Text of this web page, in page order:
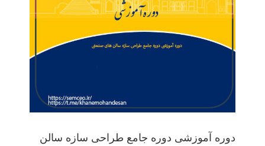
دوره آموزشی دوره جامع طراحی سازه سالن